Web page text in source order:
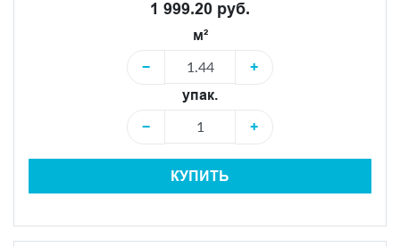
1 999.20 руб.
м²
−
+
упак.
−
+
КУПИТЬ